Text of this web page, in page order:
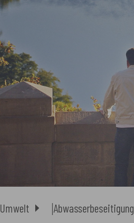
Umwelt Abwasserbeseitigung